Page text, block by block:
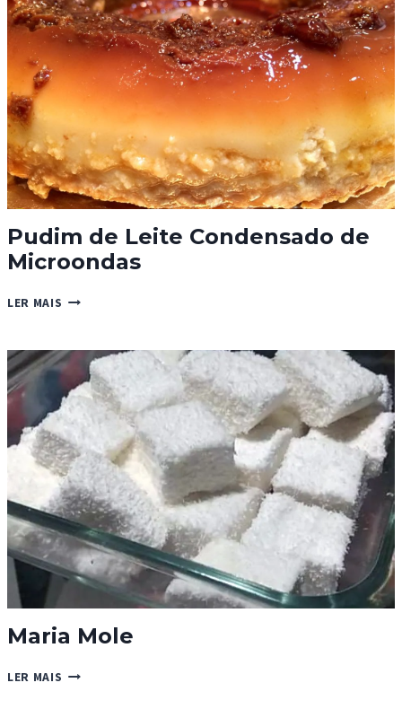
Pudim de Leite Condensado de
Microondas
LER MAIS PUDIM
CONDENSADO
DE
MICROONDAS
Maria Mole
LER MAIS MARIA